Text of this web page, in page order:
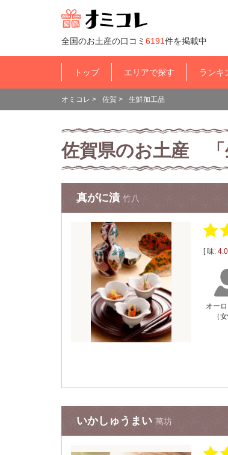
全国のお土産の口コミ 6191件を掲載中
トップ エリアで探す ランキ
オミコレ > 佐賀 > 生鮮加工品
佐賀県のお土産 「
真がに漬 竹八
[ 味: 4.0
オー
（
いかしゅうまい 萬坊